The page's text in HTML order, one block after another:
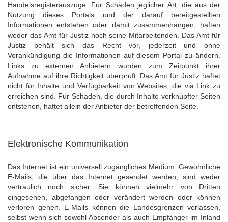
Handelsregisterauszüge. Für Schäden jeglicher Art, die aus der
Nutzung dieses Portals und der darauf bereitgestellten
Informationen entstehen oder damit zusammenhängen, haften
weder das Amt für Justiz noch seine Mitarbeitenden. Das Amt für
Justiz behält sich das Recht vor, jederzeit und ohne
Vorankündigung die Informationen auf diesem Portal zu ändern.
Links zu externen Anbietern wurden zum Zeitpunkt ihrer
Aufnahme auf ihre Richtigkeit überprüft. Das Amt für Justiz haftet
nicht für Inhalte und Verfügbarkeit von Websites, die via Link zu
erreichen sind. Für Schäden, die durch Inhalte verknüpfter Seiten
entstehen, haftet allein der Anbieter der betreffenden Seite.
Elektronische Kommunikation
Das Internet ist ein universell zugängliches Medium. Gewöhnliche
E-Mails, die über das Internet gesendet werden, sind weder
vertraulich noch sicher. Sie können vielmehr von Dritten
eingesehen, abgefangen oder verändert werden oder können
verloren gehen. E-Mails können die Landesgrenzen verlassen,
selbst wenn sich sowohl Absender als auch Empfänger im Inland